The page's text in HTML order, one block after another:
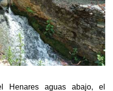
Henares aguas abajo, el